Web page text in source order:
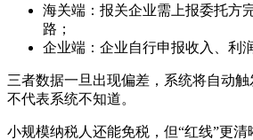
海关端：报关企业需上报委托方
路；
企业端：企业自行申报收入、利
三者数据一旦出现偏差，系统将自动触
不代表系统不知道。
小规模纳税人还能免税，但“红线”更清